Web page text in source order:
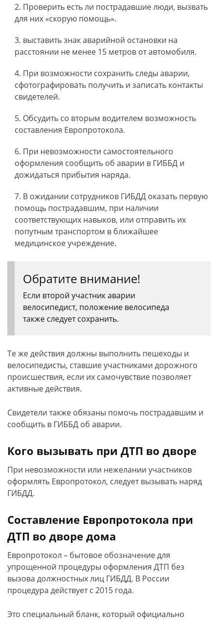
Проверить есть ли пострадавшие люди, вызвать
для них «скорую помощь».
выставить знак аварийной остановки на
расстоянии не менее 15 метров от автомобиля.
При возможности сохранить следы аварии,
сфотографировать получить и записать контакты
свидетелей.
Обсудить со вторым водителем возможность
составления Европротокола.
При невозможности самостоятельного
оформления сообщить об аварии в ГИББД и
дожидаться прибытия наряда.
В ожидании сотрудников ГИБДД оказать первую
помощь пострадавшим, при наличии
соответствующих навыков, или отправить их
попутным транспортом в ближайшее
медицинское учреждение.
Обратите внимание!
Если второй участник аварии
велосипедист, положение велосипеда
также следует сохранить.
Те же действия должны выполнить пешеходы и
велосипедисты, ставшие участниками дорожного
происшествия, если их самочувствие позволяет
активные действия.
Свидетели также обязаны помочь пострадавшим и
сообщить в ГИББД об аварии.
Кого вызывать при ДТП во дворе
При невозможности или нежелании участников
оформлять Европротокол, следует вызывать наряд
ГИБДД.
Составление Европротокола при
ДТП во дворе дома
Европротокол – бытовое обозначение для
упрощенной процедуры оформления ДТП без
вызова должностных лиц ГИБДД. В России
процедура действует с 2015 года.
Это специальный бланк, который официально